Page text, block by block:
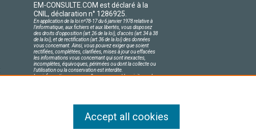
EM-CONSULTE.COM est déclaré à la
CNIL, déclaration n° 1286925.
En application de la loi nº78-17 du 6 janvier 1978 relative à
l'informatique, aux fichiers et aux libertés, vous disposez
des droits d'opposition (art.26 de la loi), d'accès (art.34 à 38
de la loi), et de rectification (art.36 de la loi) des données
vous concernant. Ainsi, vous pouvez exiger que soient
rectifiées, complétées, clarifiées, mises à jour ou effacées
les informations vous concernant qui sont inexactes,
incomplètes, équivoques, périmées ou dont la collecte ou
l'utilisation ou la conservation est interdite.
Les informations personnelles concernant les visiteurs de
Accept all cookies